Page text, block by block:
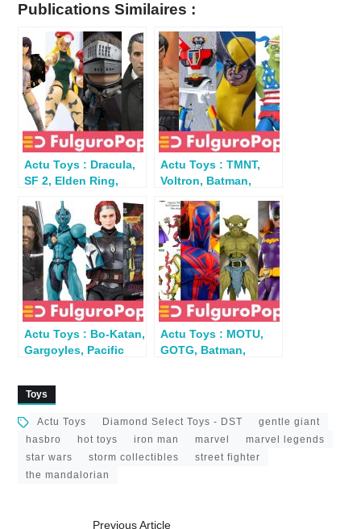
Publications Similaires :
Actu Toys : Dracula,
SF 2, Elden Ring,
the Shell…
Actu Toys : TMNT,
Voltron, Batman,
BTTF…
Actu Toys : Bo-Katan,
Gargoyles, Pacific
Actu Toys : MOTU,
GOTG, Batman,
Toys
Actu Toys Diamond Select Toys - DST
gentle giant
hasbro
hot toys iron man marvel
marvel legends
star wars
storm collectibles
street fighter
the mandalorian
Previous Article